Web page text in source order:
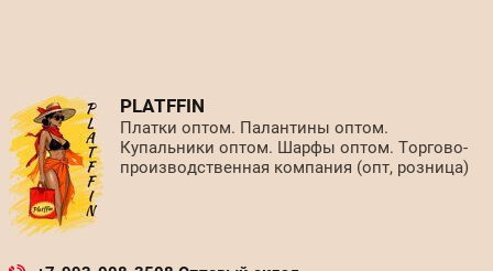
PLATFFIN
Платки оптом. Палантины оптом.
Купальники оптом. Шарфы оптом. Торгово-
производственная компания (опт, розница)